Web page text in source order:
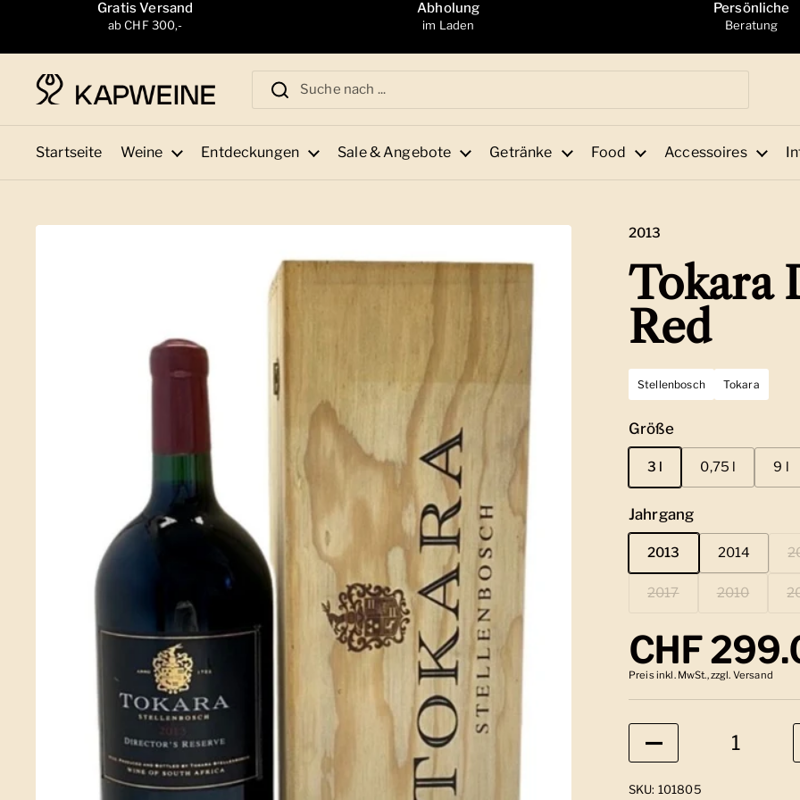
Zum Inhalt springenGratis Versand
ab CHF 300,-
Abholung
im Laden
Persönliche
Beratung
Startseite Weine Entdeckungen Sale & Angebote Getränke Food Accessoires
2013
Tokara
Red
Stellenbosch Tokara
Größe
3 l 0,75 l 9 l
Jahrgang
2013 2014
2017 2010
CHF
Preis inkl. MwSt., zzgl. Versand
Anzahl
SKU: 101805